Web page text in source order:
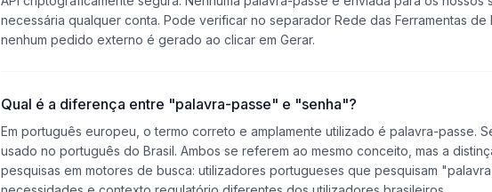
necessária qualquer conta. Pode verificar no separador Rede das Ferramentas de
nenhum pedido externo é gerado ao clicar em Gerar.
Qual é a diferença entre "palavra-passe" e "senha"?
Em português europeu, o termo correto e amplamente utilizado é palavra-passe.
usado no português do Brasil. Ambos se referem ao mesmo conceito, mas a
pesquisas em motores de busca: utilizadores portugueses que pesquisam